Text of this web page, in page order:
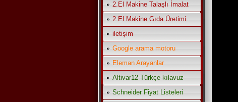
2.El Makine Talaşlı İmalat
2.El Makine Gıda Üretimi
iletişim
Google arama motoru
Eleman Arayanlar
Altivar12 Türkçe kılavuz
Schneider Fiyat Listeleri